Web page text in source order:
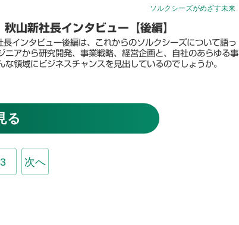
ソルクシーズがめざす未来
山新社長インタビュー【後編】
インタビュー後編は、これからのソルクシーズについて語っ
ニアから研究開発、事業戦略、経営企画と、自社のあらゆる事
領域にビジネスチャンスを見出しているのでしょうか。
る
3 次へ